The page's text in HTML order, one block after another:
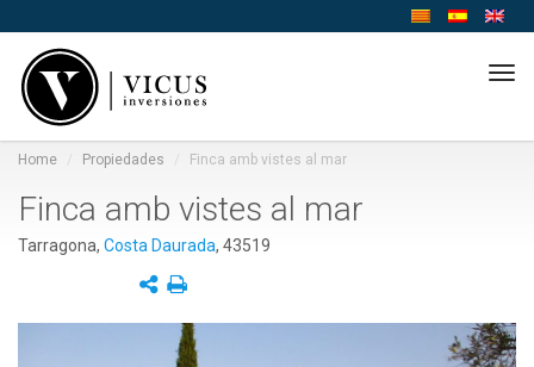
Home Propiedades Finca amb vistes al mar
Finca amb vistes al mar
Tarragona, Costa Daurada, 43519